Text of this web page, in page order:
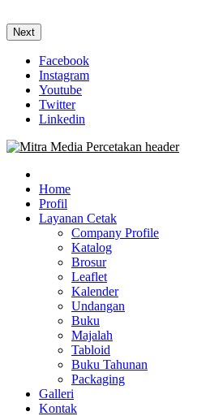
Next
Facebook
Instagram
Youtube
Twitter
Linkedin
Mitra Media
0813-1670-6191
0813-1670-6191 (Call/WA)
Percetakan Bekasi Barat Timur Utara
Home
Profil
Layanan Cetak
Company Profile
Katalog
Brosur
Leaflet
Kalender
Undangan
Buku
Majalah
Tabloid
Buku Tahunan
Packaging
Galleri
Kontak